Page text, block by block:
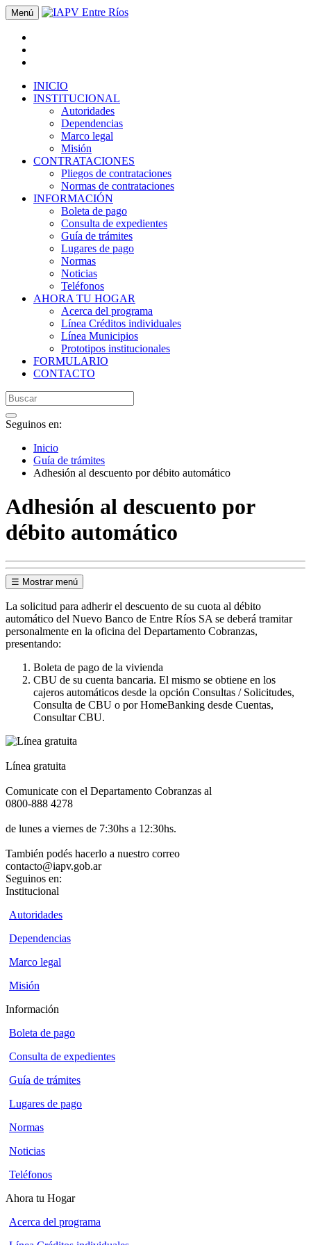
Menú
INICIO
INSTITUCIONAL
Autoridades
Dependencias
Marco legal
Misión
CONTRATACIONES
Pliegos de contrataciones
Normas de contrataciones
INFORMACIÓN
Boleta de pago
Consulta de expedientes
Guía de trámites
Lugares de pago
Normas
Noticias
Teléfonos
AHORA TU HOGAR
Acerca del programa
Línea Créditos individuales
Línea Municipios
Prototipos institucionales
FORMULARIO
CONTACTO
Seguinos en:
Inicio
Guía de trámites
Adhesión al descuento por débito automático
Adhesión al descuento por
débito automático
☰ Mostrar menú
La solicitud para adherir el descuento de su cuota al débito
automático del Nuevo Banco de Entre Ríos SA se deberá tramitar
personalmente en la oficina del Departamento Cobranzas,
presentando:
Boleta de pago de la vivienda
CBU de su cuenta bancaria. El mismo se obtiene en los
cajeros automáticos desde la opción Consultas / Solicitudes,
Consulta de CBU o por HomeBanking desde Cuentas,
Consultar CBU.
Línea gratuita
Comunicate con el Departamento Cobranzas al
0800-888 4278
de lunes a viernes de 7:30hs a 12:30hs.
También podés hacerlo a nuestro correo
contacto@iapv.gob.ar
Seguinos en:
Institucional
Autoridades
Dependencias
Marco legal
Misión
Información
Boleta de pago
Consulta de expedientes
Guía de trámites
Lugares de pago
Normas
Noticias
Teléfonos
Ahora tu Hogar
Acerca del programa